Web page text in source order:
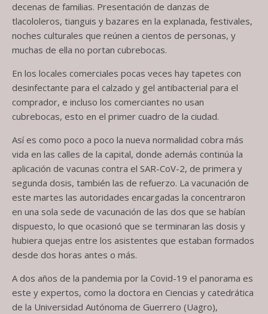
decenas de familias. Presentación de danzas de
tlacololeros, tianguis y bazares en la explanada, festivales,
noches culturales que reúnen a cientos de personas, y
muchas de ella no portan cubrebocas.
En los locales comerciales pocas veces hay tapetes con
desinfectante para el calzado y gel antibacterial para el
comprador, e incluso los comerciantes no usan
cubrebocas, esto en el primer cuadro de la ciudad.
Así es como poco a poco la nueva normalidad cobra más
vida en las calles de la capital, donde además continúa la
aplicación de vacunas contra el SAR-CoV-2, de primera y
segunda dosis, también las de refuerzo. La vacunación de
este martes las autoridades encargadas la concentraron
en una sola sede de vacunación de las dos que se habían
dispuesto, lo que ocasionó que se terminaran las dosis y
hubiera quejas entre los asistentes que estaban formados
desde dos horas antes o más.
A dos años de la pandemia por la Covid-19 el panorama es
este y expertos, como la doctora en Ciencias y catedrática
de la Universidad Autónoma de Guerrero (Uagro),